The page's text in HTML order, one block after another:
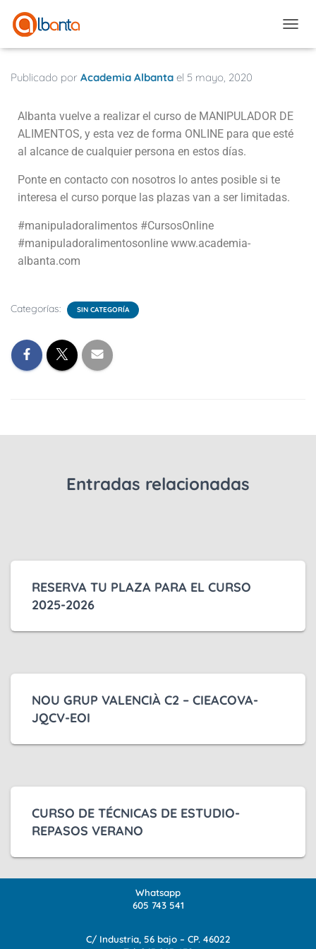
Publicado por Academia Albanta el 5 mayo, 2020
Albanta vuelve a realizar el curso de MANIPULADOR DE
ALIMENTOS, y esta vez de forma ONLINE para que esté
al alcance de cualquier persona en estos días.
Ponte en contacto con nosotros lo antes posible si te
interesa el curso porque las plazas van a ser limitadas.
#manipuladoralimentos #CursosOnline
#manipuladoralimentosonline www.academia-
albanta.com
Categorías: SIN CATEGORÍA
Entradas relacionadas
RESERVA TU PLAZA PARA EL CURSO
2025-2026
NOU GRUP VALENCIÀ C2 – CIEACOVA-
JQCV-EOI
CURSO DE TÉCNICAS DE ESTUDIO-
REPASOS VERANO
Whatsapp
605 743 541
C/ Industria, 56 bajo – CP. 46022